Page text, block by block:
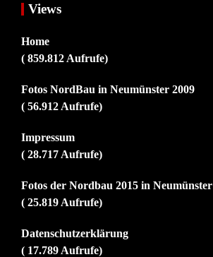
Views
Home
( 859.812 Aufrufe)
Fotos NordBau in Neumünster 2009
( 56.912 Aufrufe)
Impressum
( 28.717 Aufrufe)
Fotos der Nordbau 2015 in Neumünster
( 25.819 Aufrufe)
Datenschutzerklärung
( 17.789 Aufrufe)